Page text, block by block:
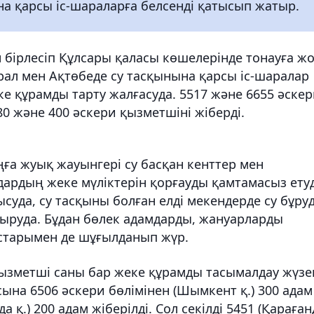
қарсы іс-шараларға белсенді қатысып жатыр.
Құлсары қаласы көшелерінде тонауға
мен Ақтөбеде су тасқынына қарсы іс-шаралар
құрамды тарту жалғасуда. 5517 және 6655
және 400 әскери қызметшіні жіберді.
жуық жауынгері су басқан кенттер мен
жеке мүліктерін қорғауды қамтамасыз
су тасқыны болған елді мекендерде су
Бұдан бөлек адамдарды, жануарларды
де шұғылданып жүр.
саны бар жеке құрамды тасымалдау
6506 әскери бөлімінен (Шымкент қ.) 300 адам
200 адам жіберілді. Сол секілді 5451